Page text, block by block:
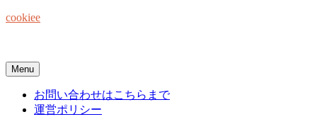
Skip
cookiee
Menu
お問い合わせはこちらまで
運営ポリシー